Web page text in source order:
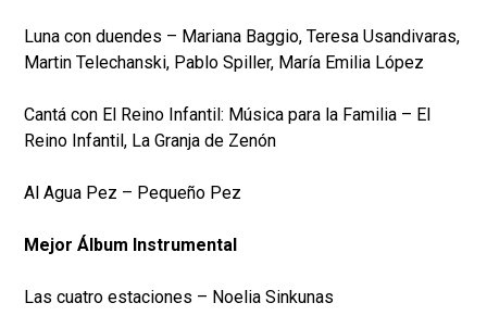
Luna con duendes – Mariana Baggio, Teresa Usandivaras,
Martin Telechanski, Pablo Spiller, María Emilia López
Cantá con El Reino Infantil: Música para la Familia – El
Reino Infantil, La Granja de Zenón
Al Agua Pez – Pequeño Pez
Mejor Álbum Instrumental
Las cuatro estaciones – Noelia Sinkunas